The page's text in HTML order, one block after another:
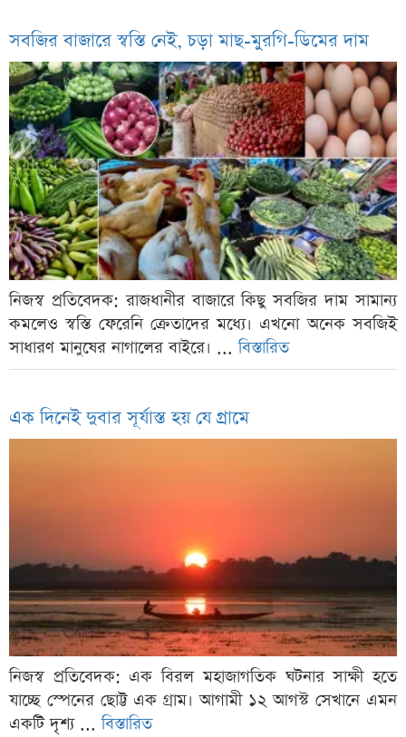
সবজির বাজারে স্বস্তি নেই, চড়া মাছ-মুরগি-ডিমের দাম
নিজস্ব প্রতিবেদক: রাজধানীর বাজারে কিছু সবজির দাম সামান্য
কমলেও স্বস্তি ফেরেনি ক্রেতাদের মধ্যে। এখনো অনেক সবজিই
সাধারণ মানুষের নাগালের বাইরে। ...বিস্তারিত
এক দিনেই দুবার সূর্যাস্ত হয় যে গ্রামে
নিজস্ব প্রতিবেদক: এক বিরল মহাজাগতিক ঘটনার সাক্ষী হতে
যাচ্ছে স্পেনের ছোট্ট এক গ্রাম। আগামী ১২ আগস্ট সেখানে এমন
একটি দৃশ্য ...বিস্তারিত